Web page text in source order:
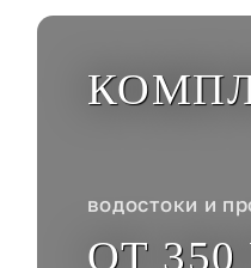
водостоки и
ОТ